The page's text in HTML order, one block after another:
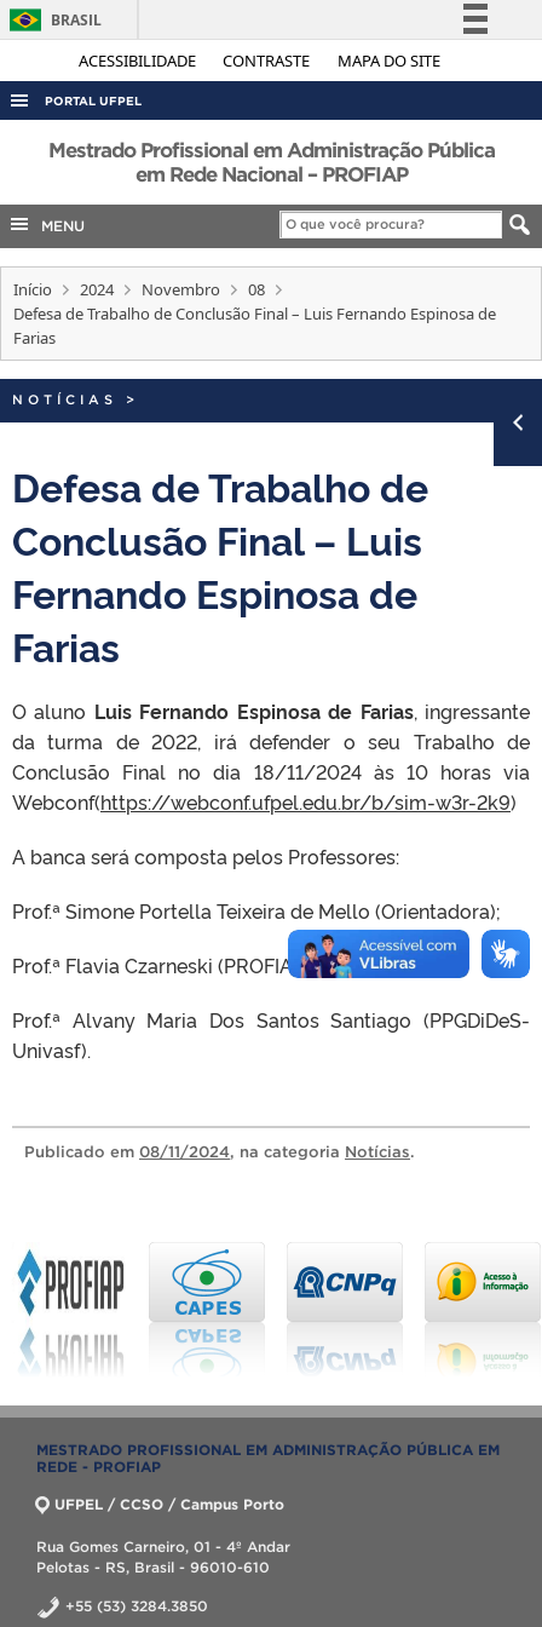
ACESSIBILIDADE CONTRASTE MAPA DO SITE
BRASIL
Simplifique!
Acesso à informação
Legislação
Canais
PORTAL UFPEL
ACESSO À INFORMAÇÃO
COBALTO
CONCURSOS
EDITAIS
INTERNACIONAL
Mestrado Profissional em Administração Pública
em Rede Nacional – PROFIAP
MENU
Início 2024 Novembro
08
Defesa de Trabalho de Conclusão Final – Luis Fernando Espinosa de
Farias
NOTÍCIAS >
Defesa de Trabalho de
Conclusão Final – Luis
Fernando Espinosa de
Farias
O aluno Luis Fernando Espinosa de Farias, ingressante
da turma de 2022, irá defender o seu Trabalho de
Conclusão Final no dia 18/11/2024 às 10 horas via
Webconf(https://webconf.ufpel.edu.br/b/sim-w3r-2k9)
A banca será composta pelos Professores:
Prof.ª Simone Portella Teixeira de Mello (Orientadora);
Prof.ª Flavia Czarneski (PROFIAP-FURG);
Prof.ª Alvany Maria Dos Santos Santiago (PPGDiDeS-
Univasf).
Publicado em 08/11/2024, na categoria Notícias.
MESTRADO PROFISSIONAL EM ADMINISTRAÇÃO PÚBLICA EM
REDE - PROFIAP
UFPEL / CCSO / Campus Porto
Rua Gomes Carneiro, 01 - 4º Andar
Pelotas - RS, Brasil - 96010-610
+55 (53) 3284.3850